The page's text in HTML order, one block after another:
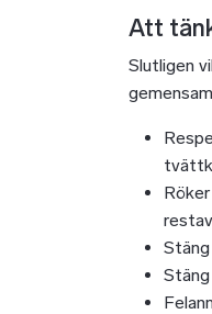
Att
Slutligen